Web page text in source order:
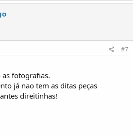
#7
fotografias.
já nao tem as ditas peças
direitinhas!